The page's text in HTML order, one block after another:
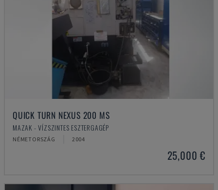
QUICK TURN NEXUS 200 MS
MAZAK - VÍZSZINTES ESZTERGAGÉP
NÉMETORSZÁG 2004
25,000 €